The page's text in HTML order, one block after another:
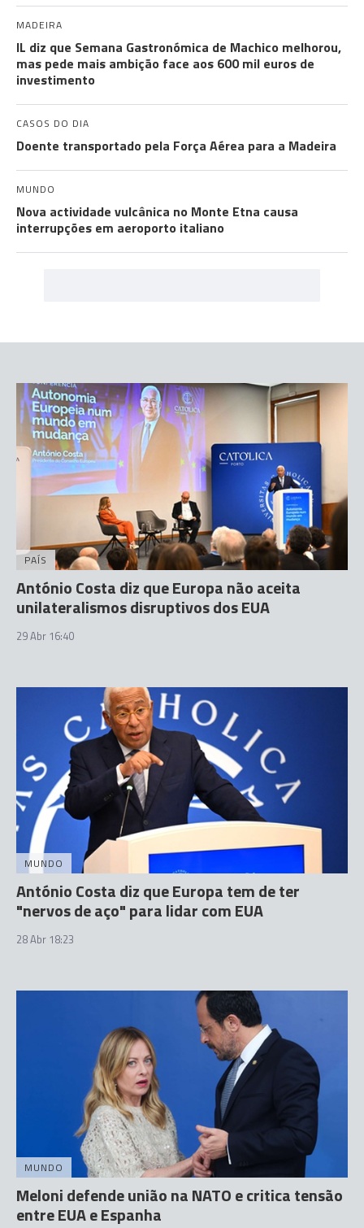
MADEIRA
IL diz que Semana Gastronómica de Machico melhorou,
mas pede mais ambição face aos 600 mil euros de
investimento
CASOS DO DIA
Doente transportado pela Força Aérea para a Madeira
MUNDO
Nova actividade vulcânica no Monte Etna causa
interrupções em aeroporto italiano
PAÍS
António Costa diz que Europa não aceita
unilateralismos disruptivos dos EUA
29 Abr 16:40
MUNDO
António Costa diz que Europa tem de ter
"nervos de aço" para lidar com EUA
28 Abr 18:23
MUNDO
Meloni defende união na NATO e critica tensão
entre EUA e Espanha